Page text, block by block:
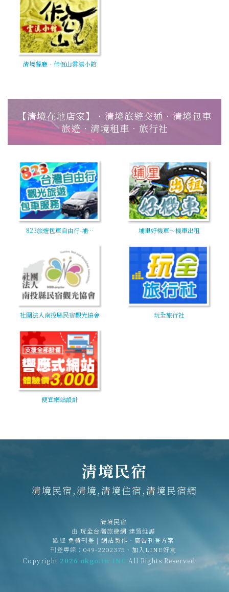
清境餐廳‧佧佤山雲滇小館
【清境在地店家】‧清境旅遊交通‧清境包車
旅遊‧清境租車‧旅行社
823旅遊包車自由行-埔… 埔里好機車～機車出租
社團法人南投縣民宿觀光協會 玩全旅行社
便宜網站設計
清境民宿
清境民宿,清境,清境住宿,清境民宿網
清境民宿
由 玩全台灣旅遊網 建置維護
歡迎 免費刊登 | 網站製作‧廣告刊登方案
刊登專線： 049-2202375 、 加入LINE好友
Copyright 2026 okgo.tw INC All Rights Reserved.